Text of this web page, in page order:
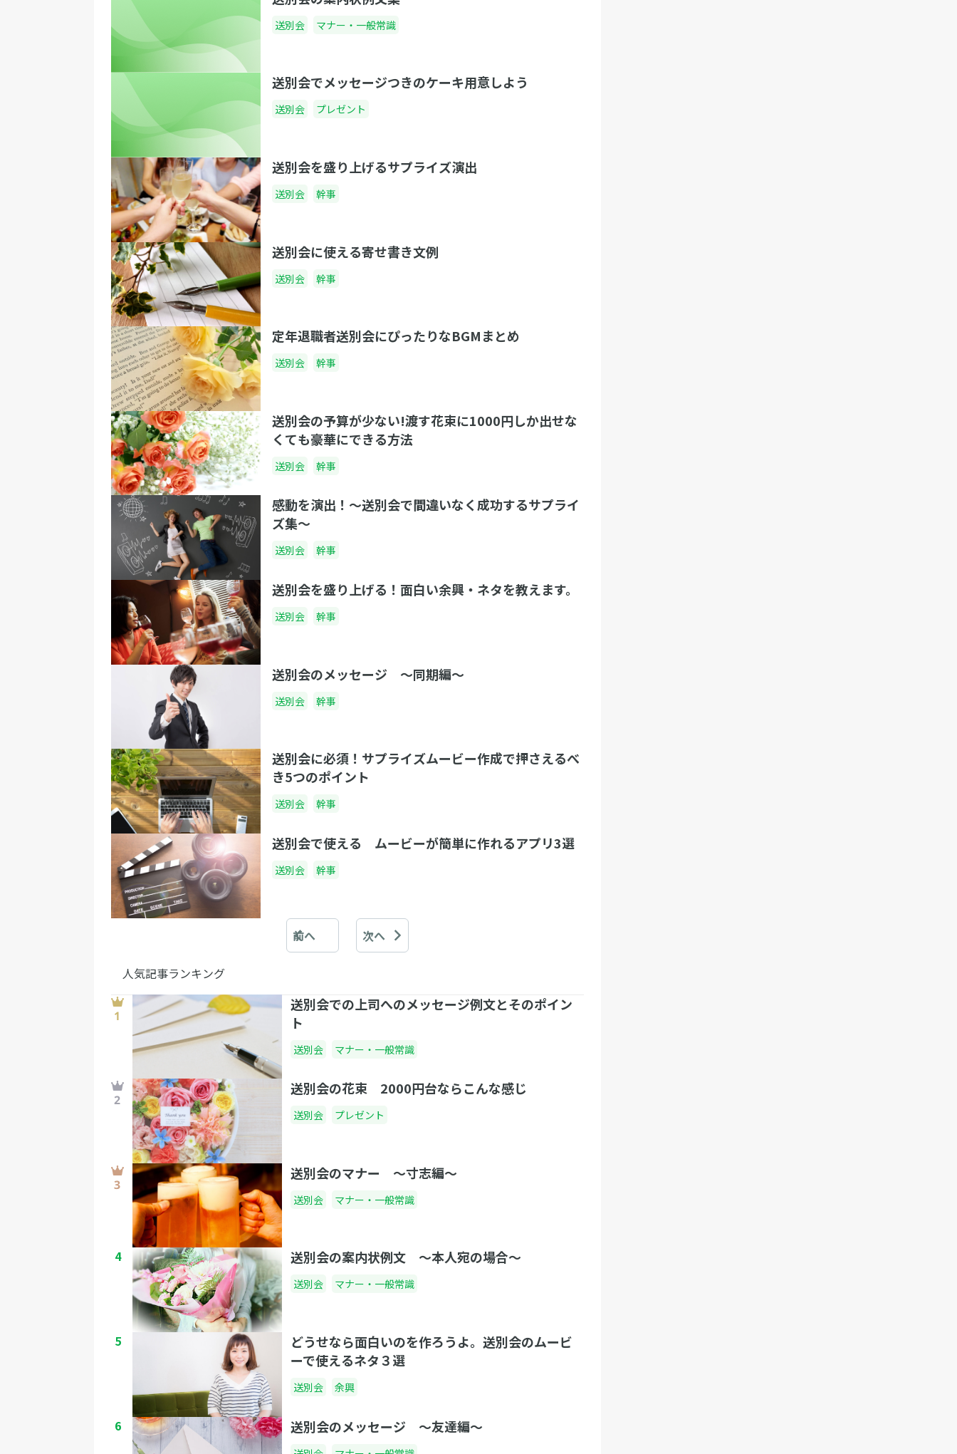
送別会 マナー・一般常識
送別会でメッセージつきのケーキ用意しよう
送別会 プレゼント
送別会を盛り上げるサプライズ演出
送別会 幹事
送別会に使える寄せ書き文例
送別会 幹事
定年退職者送別会にぴったりなBGMまとめ
送別会 幹事
送別会の予算が少ない!渡す花束に1000円しか出せな
くても豪華にできる方法
送別会 幹事
感動を演出！〜送別会で間違いなく成功するサプライ
ズ集〜
送別会 幹事
送別会を盛り上げる！面白い余興・ネタを教えます。
送別会 幹事
送別会のメッセージ 〜同期編〜
送別会 幹事
送別会に必須！サプライズムービー作成で押さえるべ
き5つのポイント
送別会 幹事
送別会で使える ムービーが簡単に作れるアプリ3選
送別会 幹事
前へ 次へ
人気記事ランキング
送別会での上司へのメッセージ例文とそのポイン
ト
送別会 マナー・一般常識
送別会の花束 2000円台ならこんな感じ
送別会 プレゼント
送別会のマナー 〜寸志編〜
送別会 マナー・一般常識
4 送別会の案内状例文 〜本人宛の場合〜
送別会 マナー・一般常識
5
どうせなら面白いのを作ろうよ。送別会のムービ
ーで使えるネタ３選
送別会 余興
6 送別会のメッセージ 〜友達編〜